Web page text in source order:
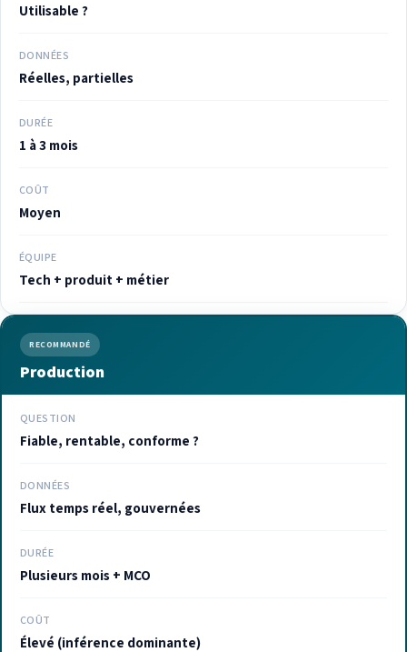
Utilisable ?
DONNÉES
Réelles, partielles
DURÉE
1 à 3 mois
COÛT
Moyen
ÉQUIPE
Tech + produit + métier
RECOMMANDÉ
Production
QUESTION
Fiable, rentable, conforme ?
DONNÉES
Flux temps réel, gouvernées
DURÉE
Plusieurs mois + MCO
COÛT
Élevé (inférence dominante)